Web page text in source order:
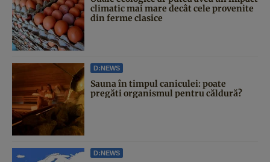
climatic mai mare decât cele provenite
din ferme clasice
D:NEWS
Sauna în timpul caniculei: poate
pregăti organismul pentru căldură?
D:NEWS